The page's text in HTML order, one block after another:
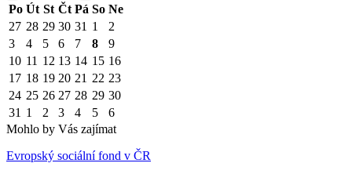
Po Út St Čt Pá So Ne
27 28 29 30 31 1
2
3
4 5 6 7 8
9
10 11 12 13 14 15 16
17 18 19 20 21 22 23
24 25 26 27 28 29 30
31 1 2 3 4 5
6
Mohlo by Vás zajímat
Evropský sociální fond v ČR